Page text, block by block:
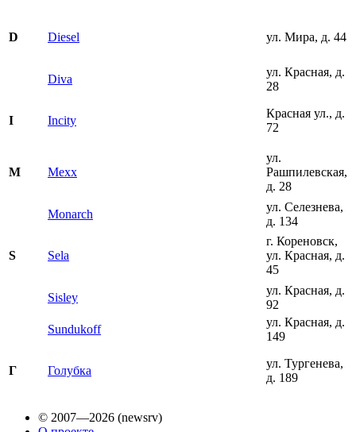
D Diesel ул. Мира, д. 44
Diva
ул. Красная, д.
28
I Incity
Красная ул., д.
72
M Mexx
ул.
Рашпилевская,
д. 28
Monarch
ул. Селезнева,
д. 134
S Sela
г. Кореновск,
ул. Красная, д.
45
Sisley
ул. Красная, д.
92
Sundukoff
ул. Красная, д.
149
Г Голубка
ул. Тургенева,
д. 189
© 2007—2026 (newsrv)